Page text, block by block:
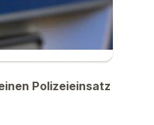
Polizeieinsatz